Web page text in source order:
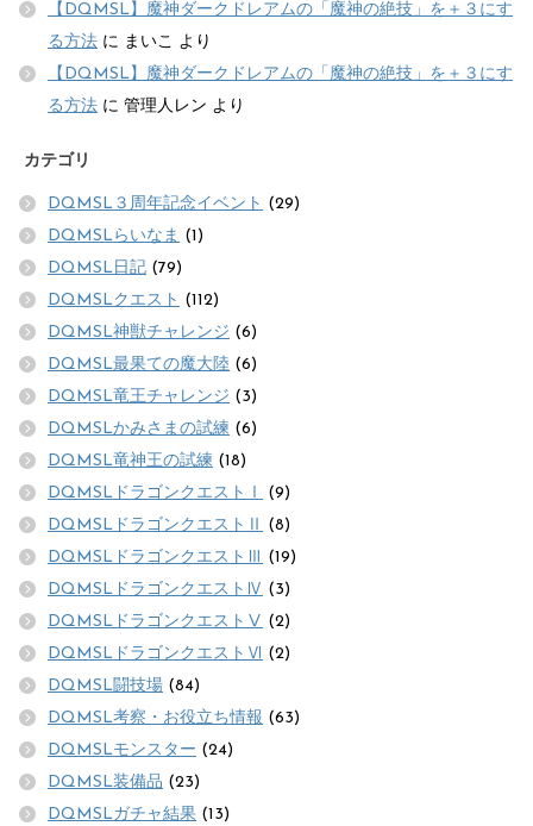
【DQMSL】魔神ダークドレアムの「魔神の絶技」を＋３にす
る方法 に まいこ より
【DQMSL】魔神ダークドレアムの「魔神の絶技」を＋３にす
る方法 に 管理人レン より
カテゴリ
DQMSL３周年記念イベント (29)
DQMSLらいなま (1)
DQMSL日記 (79)
DQMSLクエスト (112)
DQMSL神獣チャレンジ (6)
DQMSL最果ての魔大陸 (6)
DQMSL竜王チャレンジ (3)
DQMSLかみさまの試練 (6)
DQMSL竜神王の試練 (18)
DQMSLドラゴンクエストⅠ
(9)
DQMSLドラゴンクエストⅡ (8)
DQMSLドラゴンクエストⅢ (19)
DQMSLドラゴンクエストⅣ (3)
DQMSLドラゴンクエストⅤ (2)
DQMSLドラゴンクエストⅥ (2)
DQMSL闘技場 (84)
DQMSL考察・お役立ち情報 (63)
DQMSLモンスター (24)
DQMSL装備品 (23)
DQMSLガチャ結果 (13)